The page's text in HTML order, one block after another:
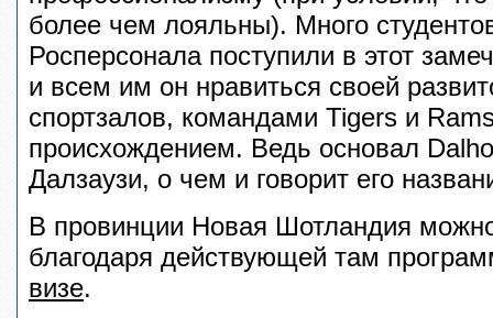
более чем лояльны). Много
Росперсонала поступили в этот
и всем им он нравиться своей
спортзалов, командами Tigers и
происхождением. Ведь основал
Далзаузи, о чем и говорит его
В провинции Новая Шотландия
благодаря действующей там
визе.